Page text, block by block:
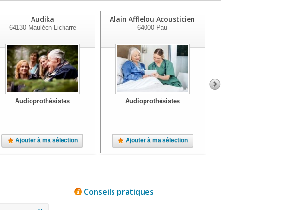
Audika
64130Mauléon-Licharre
Audioprothésistes
Ajouter à ma sélection
Alain Afflelou Acousticien
64000 Pau
Audioprothésistes
Ajouter à ma sélection
Conseils pratiques